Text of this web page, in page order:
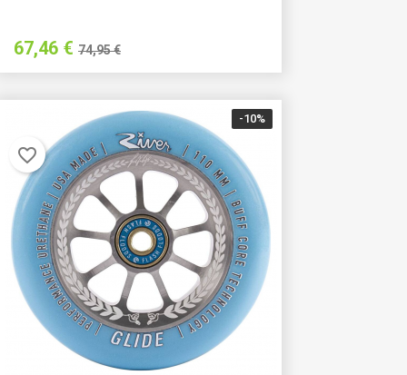
Precio
67,46 € Precio
74,95 €
-10%
favorite_border